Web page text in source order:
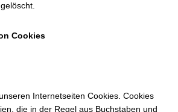
Cookies
Internetseiten Cookies. Cookies
die in der Regel aus Buchstaben und